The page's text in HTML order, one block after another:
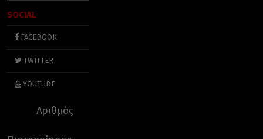
SOCIAL
FACEBOOK
TWITTER
YOUTUBE
Αριθμός